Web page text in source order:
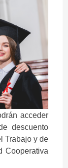
acceder
descuento
Trabajo y de
Cooperativa